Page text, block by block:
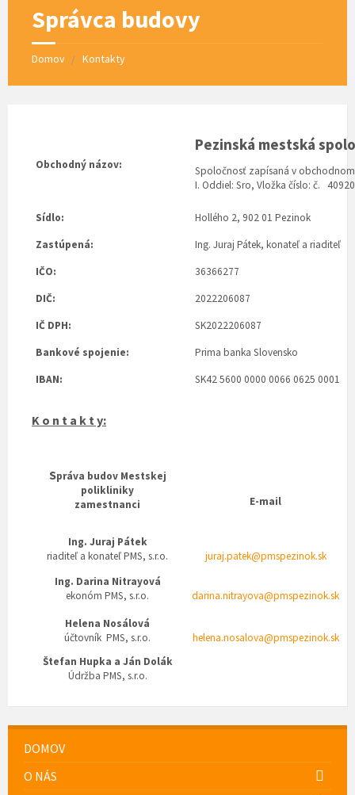
Správca budovy
Domov Kontakty
Obchodný názov:
Pezinská mestská
Spoločnosť zapísaná v obchodnom
I. Oddiel: Sro, Vložka číslo: č.
Sídlo:
Hollého 2, 902 01 Pezinok
Zastúpená:
Ing. Juraj Pátek, konateľ a riaditeľ
IČO:
36366277
DIČ:
2022206087
IČ DPH:
SK2022206087
Bankové spojenie:
Prima banka Slovensko
IBAN:
SK42 5600 0000 0066 0625 0001
K o n t a k t y:
Správa budov Mestskej
polikliniky
zamestnanci
E-mail
Ing. Juraj Pátek
riaditeľ a konateľ PMS, s.r.o.
juraj.patek@pmspezinok.sk
Ing. Darina Nitrayová
ekonóm PMS, s.r.o.
darina.nitrayova@pmspezinok.sk
Helena Nosálová
účtovník PMS, s.r.o.
helena.nosalova@pmspezinok.sk
Štefan Hupka a Ján Dolák
Údržba PMS, s.r.o.
DOMOV
O NÁS